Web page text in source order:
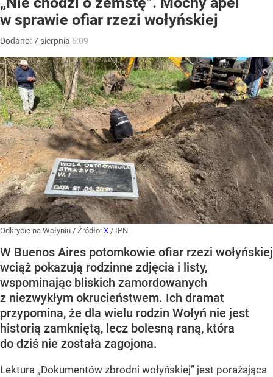
w sprawie ofiar rzezi wołyńskiej
Dodano:7 sierpnia 6:09
Odkrycie na Wołyniu / Źródło: X / IPN
W Buenos Aires potomkowie ofiar rzezi wołyńskiej
wciąż pokazują rodzinne zdjęcia i listy,
wspominając bliskich zamordowanych
z niezwykłym okrucieństwem. Ich dramat
przypomina, że dla wielu rodzin Wołyń nie jest
historią zamkniętą, lecz bolesną raną, która
do dziś nie została zagojona.
Lektura „Dokumentów zbrodni wołyńskiej” jest porażająca